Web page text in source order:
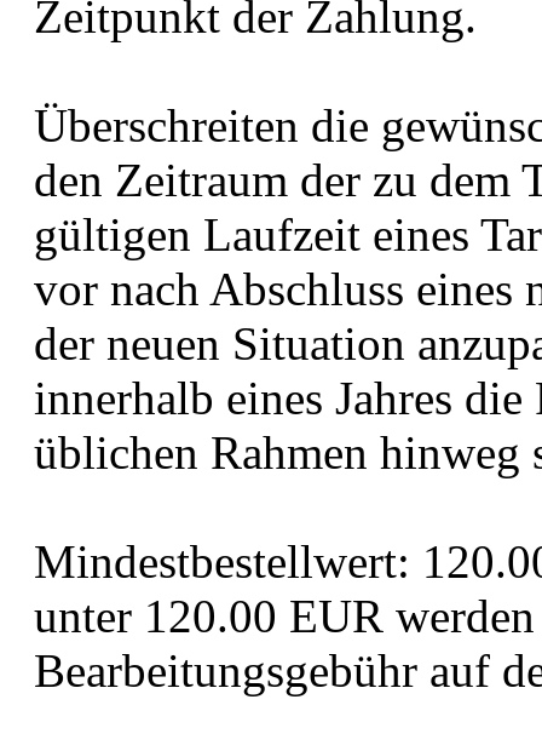
Zeitpunkt der Zahlung.
Überschreiten die
den Zeitraum der zu dem
gültigen Laufzeit eines
vor nach Abschluss eines
der neuen Situation
innerhalb eines Jahres
üblichen Rahmen hinweg
Mindestbestellwert:
unter 120.00 EUR
Bearbeitungsgebühr auf